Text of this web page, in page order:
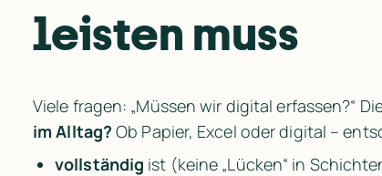
leisten muss
Viele fragen: „Müssen wir digital erfassen?“
im Alltag? Ob Papier, Excel oder digital –
vollständig ist (keine „Lücken“ in